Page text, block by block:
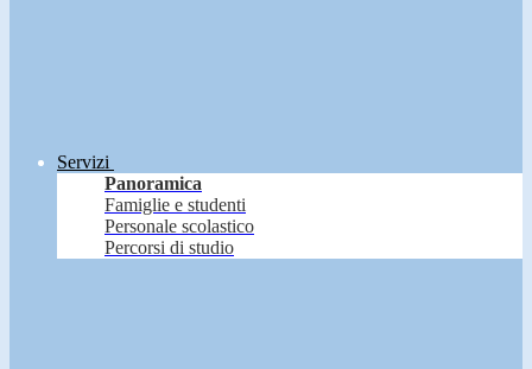
Servizi
Panoramica
Famiglie e studenti
Personale scolastico
Percorsi di studio